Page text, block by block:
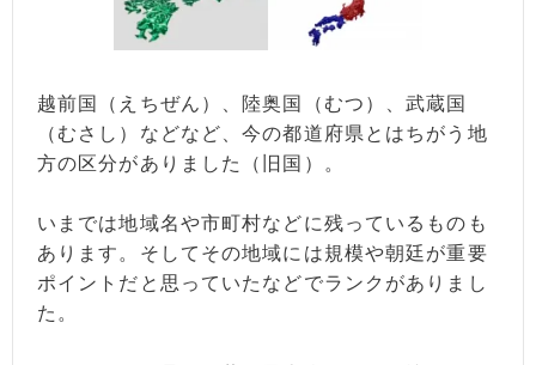
越前国（えちぜん）、陸奥国（むつ）、武蔵国
（むさし）などなど、今の都道府県とはちがう地
方の区分がありました（旧国）。
いまでは地域名や市町村などに残っているものも
あります。そしてその地域には規模や朝廷が重要
ポイントだと思っていたなどでランクがありまし
た。